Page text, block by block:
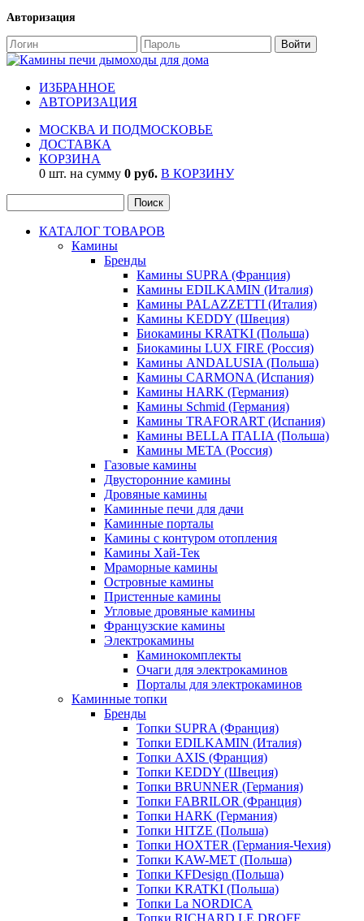
Авторизация
ИЗБРАННОЕ
АВТОРИЗАЦИЯ
МОСКВА И ПОДМОСКОВЬЕ
ДОСТАВКА
КОРЗИНА
0 шт. на сумму 0 руб. В КОРЗИНУ
КАТАЛОГ ТОВАРОВ
Камины
Бренды
Камины SUPRA (Франция)
Камины EDILKAMIN (Италия)
Камины PALAZZETTI (Италия)
Камины KEDDY (Швеция)
Биокамины KRATKI (Польша)
Биокамины LUX FIRE (Россия)
Камины ANDALUSIA (Польша)
Камины CARMONA (Испания)
Камины HARK (Германия)
Камины Schmid (Германия)
Камины TRAFORART (Испания)
Камины BELLA ITALIA (Польша)
Камины МЕТА (Россия)
Газовые камины
Двусторонние камины
Дровяные камины
Каминные печи для дачи
Каминные порталы
Камины с контуром отопления
Камины Хай-Тек
Мраморные камины
Островные камины
Пристенные камины
Угловые дровяные камины
Французские камины
Электрокамины
Каминокомплекты
Очаги для электрокаминов
Порталы для электрокаминов
Каминные топки
Бренды
Топки SUPRA (Франция)
Топки EDILKAMIN (Италия)
Топки AXIS (Франция)
Топки KEDDY (Швеция)
Топки BRUNNER (Германия)
Топки FABRILOR (Франция)
Топки HARK (Германия)
Топки HITZE (Польша)
Топки HOXTER (Германия-Чехия)
Топки KAW-MET (Польша)
Топки KFDesign (Польша)
Топки KRATKI (Польша)
Топки La NORDICA
Топки RICHARD LE DROFF